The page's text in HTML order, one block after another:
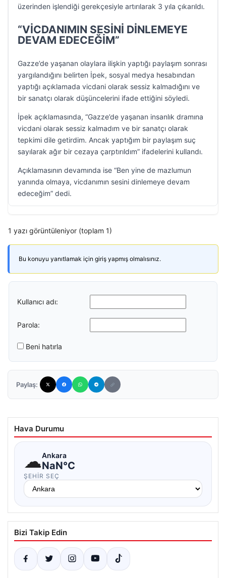
üzerinden işlendiği gerekçesiyle artırılarak 3 yıla çıkarıldı.
“VİCDANIMIN SESİNİ DİNLEMEYE
DEVAM EDECEĞİM”
Gazze’de yaşanan olaylara ilişkin yaptığı paylaşım sonrası
yargılandığını belirten İpek, sosyal medya hesabından
yaptığı açıklamada vicdani olarak sessiz kalmadığını ve
bir sanatçı olarak düşüncelerini ifade ettiğini söyledi.
İpek açıklamasında, “Gazze’de yaşanan insanlık dramına
vicdani olarak sessiz kalmadım ve bir sanatçı olarak
tepkimi dile getirdim. Ancak yaptığım bir paylaşım suç
sayılarak ağır bir cezaya çarptırıldım” ifadelerini kullandı.
Açıklamasının devamında ise “Ben yine de mazlumun
yanında olmaya, vicdanımın sesini dinlemeye devam
edeceğim” dedi.
1 yazı görüntüleniyor (toplam 1)
Bu konuyu yanıtlamak için giriş yapmış olmalısınız.
Kullanıcı adı:
Parola:
Beni hatırla
Paylaş:
Hava Durumu
☁Ankara
NaN°C
ŞEHIR SEÇ
Bizi Takip Edin